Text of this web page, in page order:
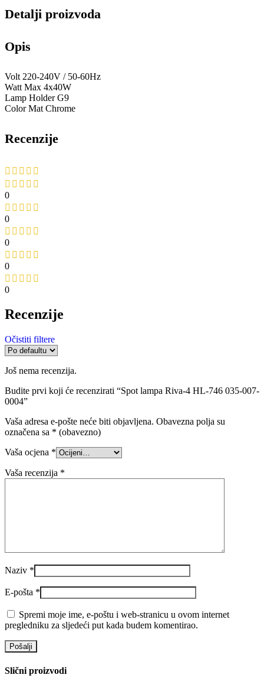
Detalji proizvoda
Opis
Volt 220-240V / 50-60Hz
Watt Max 4x40W
Lamp Holder G9
Color Mat Chrome
Recenzije
0
0
0
0
0
Recenzije
Očistiti filtere
Još nema recenzija.
Budite prvi koji će recenzirati “Spot lampa Riva-4 HL-746 035-007-
0004”
Vaša adresa e-pošte neće biti objavljena. Obavezna polja su
označena sa * (obavezno)
Vaša ocjena *
Vaša recenzija *
Naziv *
E-pošta *
Spremi moje ime, e-poštu i web-stranicu u ovom internet
pregledniku za sljedeći put kada budem komentirao.
Slični proizvodi